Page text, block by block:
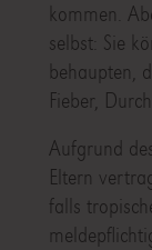
kommen.
selbst: Sie
behaupten,
Fieber,
Aufgrund
Eltern
falls